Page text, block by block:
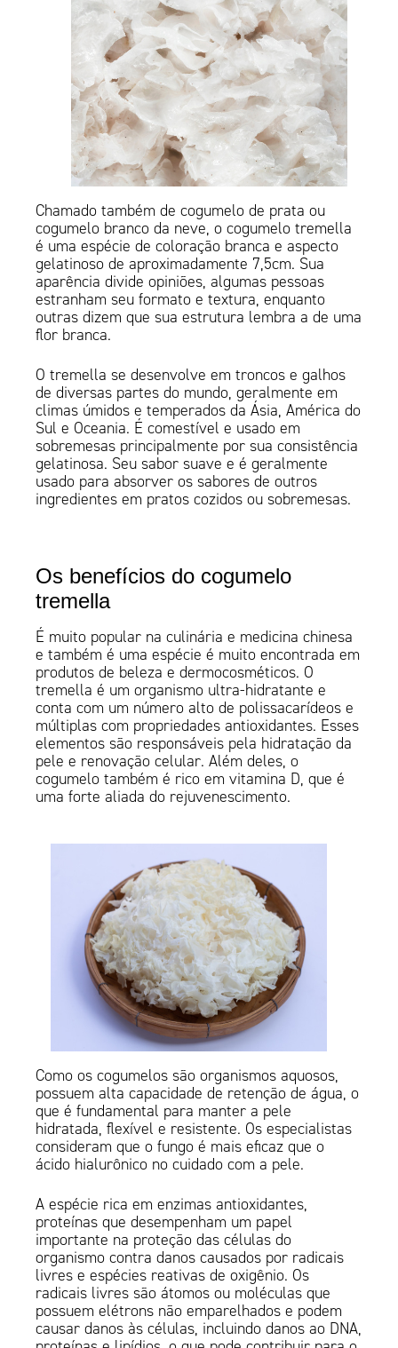
Chamado também de cogumelo de prata ou
cogumelo branco da neve, o cogumelo tremella
é uma espécie de coloração branca e aspecto
gelatinoso de aproximadamente 7,5cm. Sua
aparência divide opiniões, algumas pessoas
estranham seu formato e textura, enquanto
outras dizem que sua estrutura lembra a de uma
flor branca.
O tremella se desenvolve em troncos e galhos
de diversas partes do mundo, geralmente em
climas úmidos e temperados da Ásia, América do
Sul e Oceania. É comestível e usado em
sobremesas principalmente por sua consistência
gelatinosa. Seu sabor suave e é geralmente
usado para absorver os sabores de outros
ingredientes em pratos cozidos ou sobremesas.
Os benefícios do cogumelo
tremella
É muito popular na culinária e medicina chinesa
e também é uma espécie é muito encontrada em
produtos de beleza e dermocosméticos. O
tremella é um organismo ultra-hidratante e
conta com um número alto de polissacarídeos e
múltiplas com propriedades antioxidantes. Esses
elementos são responsáveis pela hidratação da
pele e renovação celular. Além deles, o
cogumelo também é rico em vitamina D, que é
uma forte aliada do rejuvenescimento.
Como os cogumelos são organismos aquosos,
possuem alta capacidade de retenção de água, o
que é fundamental para manter a pele
hidratada, flexível e resistente. Os especialistas
consideram que o fungo é mais eficaz que o
ácido hialurônico no cuidado com a pele.
A espécie rica em enzimas antioxidantes,
proteínas que desempenham um papel
importante na proteção das células do
organismo contra danos causados por radicais
livres e espécies reativas de oxigênio. Os
radicais livres são átomos ou moléculas que
possuem elétrons não emparelhados e podem
causar danos às células, incluindo danos ao DNA,